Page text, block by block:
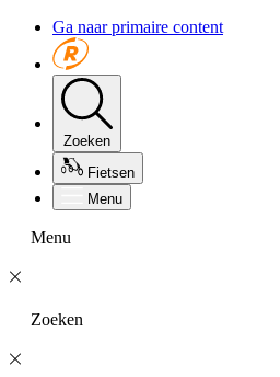
Ga naar primaire content
Zoeken
Fietsen
Menu
Menu
Zoeken